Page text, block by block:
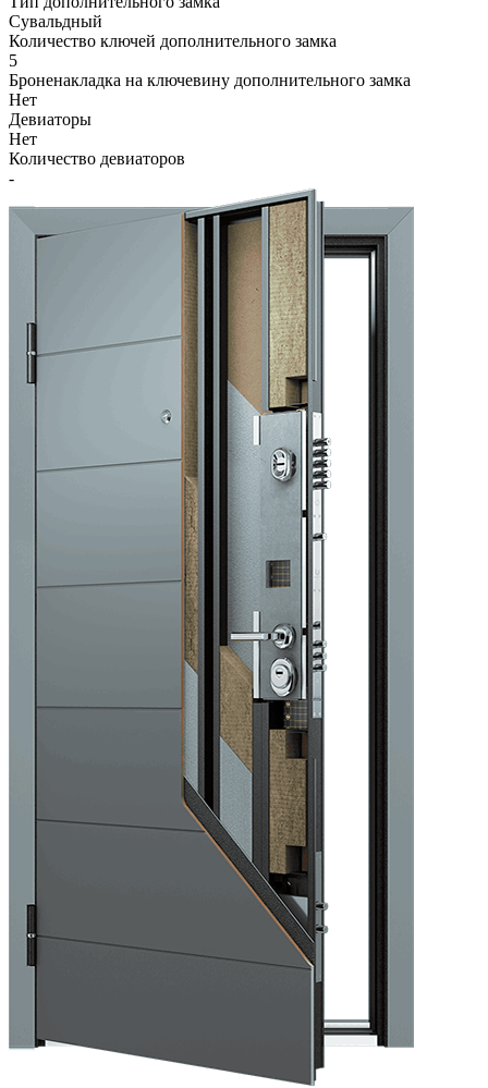
Сувальдный
Количество ключей дополнительного замка
5
Броненакладка на ключевину дополнительного замка
Нет
Девиаторы
Нет
Количество девиаторов
-